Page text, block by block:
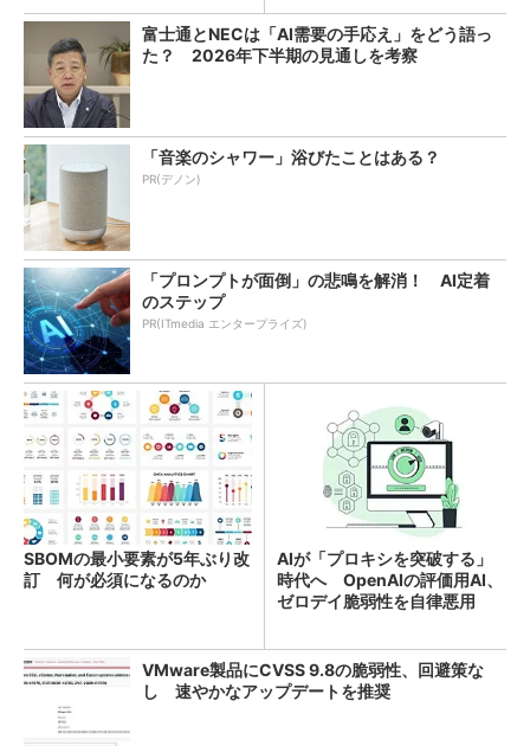
富士通とNECは「AI需要の手応え」をどう語っ
た？ 2026年下半期の見通しを考察
「音楽のシャワー」浴びたことはある？
PR(デノン)
「プロンプトが面倒」の悲鳴を解消！ AI定着
のステップ
PR(ITmedia エンタープライズ)
SBOMの最小要素が5年ぶり改
訂 何が必須になるのか
AIが「プロキシを突破する」
時代へ OpenAIの評価用AI、
ゼロデイ脆弱性を自律悪用
VMware製品にCVSS 9.8の脆弱性、回避策な
し 速やかなアップデートを推奨